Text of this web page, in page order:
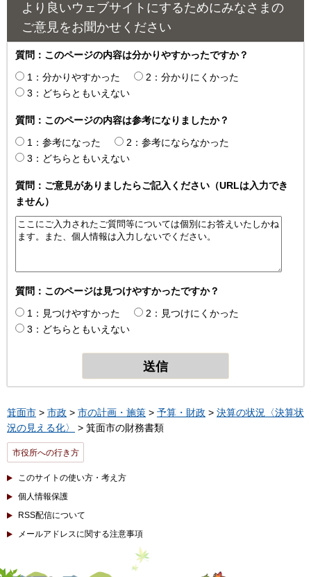
より良いウェブサイトにするためにみなさまの
ご意見をお聞かせください
質問：このページの内容は分かりやすかったですか？
1：分かりやすかった
2：分かりにくかった
3：どちらともいえない
質問：このページの内容は参考になりましたか？
1：参考になった
2：参考にならなかった
3：どちらともいえない
質問：ご意見がありましたらご記入ください（URLは入力でき
ません）
質問：このページは見つけやすかったですか？
1：見つけやすかった
2：見つけにくかった
3：どちらともいえない
箕面市 > 市政 > 市の計画・施策 > 予算・財政 > 決算の状況〈決算状
況の見える化〉
> 箕面市の財務書類
市役所への行き方
このサイトの使い方・考え方
個人情報保護
RSS配信について
メールアドレスに関する注意事項